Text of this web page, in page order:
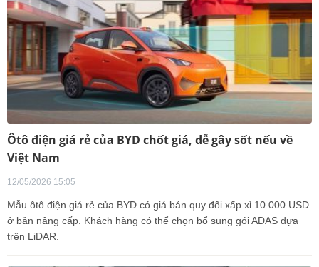
Ôtô điện giá rẻ của BYD chốt giá, dễ gây sốt nếu về
Việt Nam
12/05/2026 15:05
Mẫu ôtô điện giá rẻ của BYD có giá bán quy đổi xấp xỉ 10.000 USD
ở bản nâng cấp. Khách hàng có thể chọn bổ sung gói ADAS dựa
trên LiDAR.